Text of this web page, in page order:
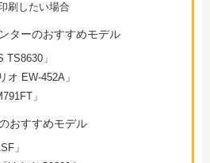
刷したい場合
ターのおすすめモデル
TS8630」
オ EW-452A」
」
おすすめモデル
」